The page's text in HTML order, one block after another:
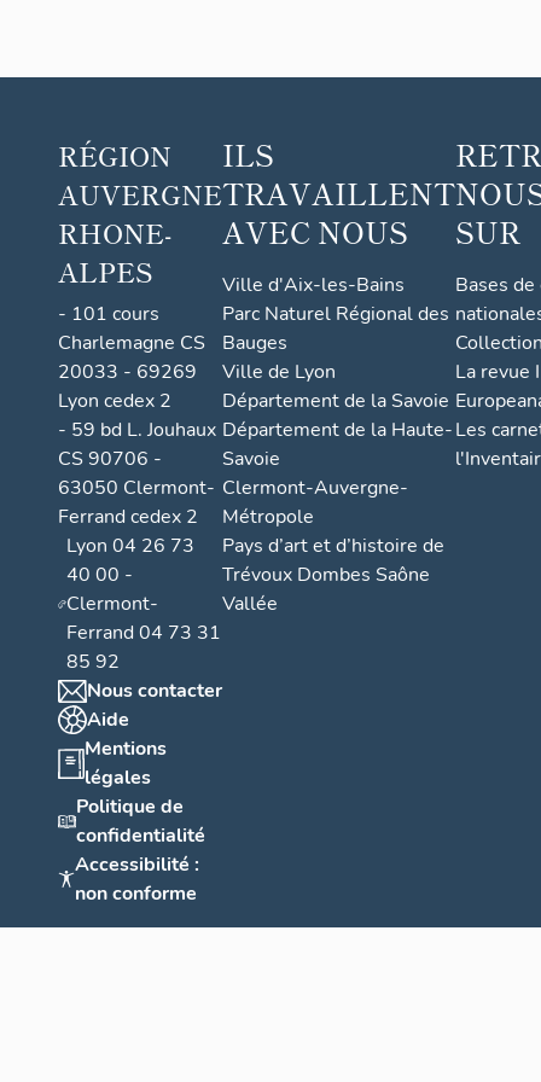
RÉGION
AUVERGNE
RHONE-
ALPES
- 101 cours
Charlemagne CS
20033 - 69269
Lyon cedex 2
- 59 bd L. Jouhaux
CS 90706 -
63050 Clermont-
Ferrand cedex 2
Lyon 04 26 73
40 00 -
Clermont-
Ferrand 04 73 31
85 92
Nous contacter
Aide
Mentions
légales
Politique de
confidentialité
Accessibilité :
non conforme
ILS
TRAVAILLENT
AVEC NOUS
Ville d'Aix-les-Bains
Parc Naturel Régional des
Bauges
Ville de Lyon
Département de la Savoie
Département de la Haute-
Savoie
Clermont-Auvergne-
Métropole
Pays d’art et d’histoire de
Trévoux Dombes Saône
Vallée
SUR
Bases
La revue
Les